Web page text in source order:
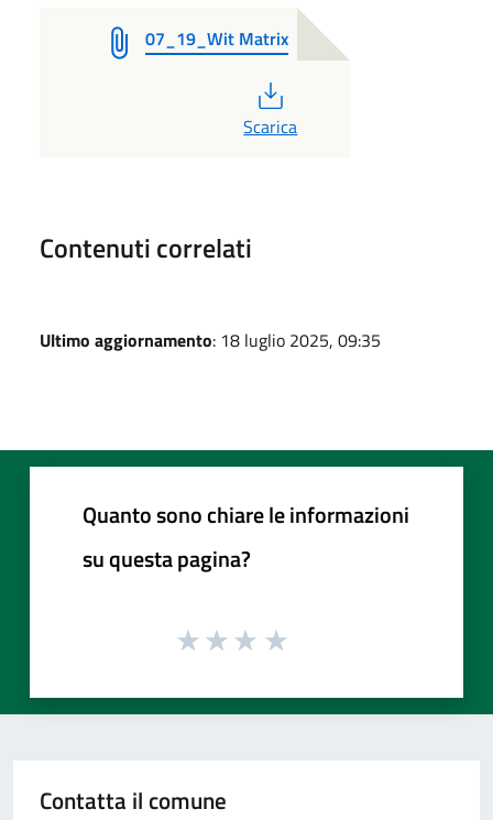
07_19_Wit Matrix
Scarica
Contenuti correlati
Ultimo aggiornamento: 18 luglio 2025, 09:35
Quanto sono chiare le informazioni
su questa pagina?
Contatta il comune